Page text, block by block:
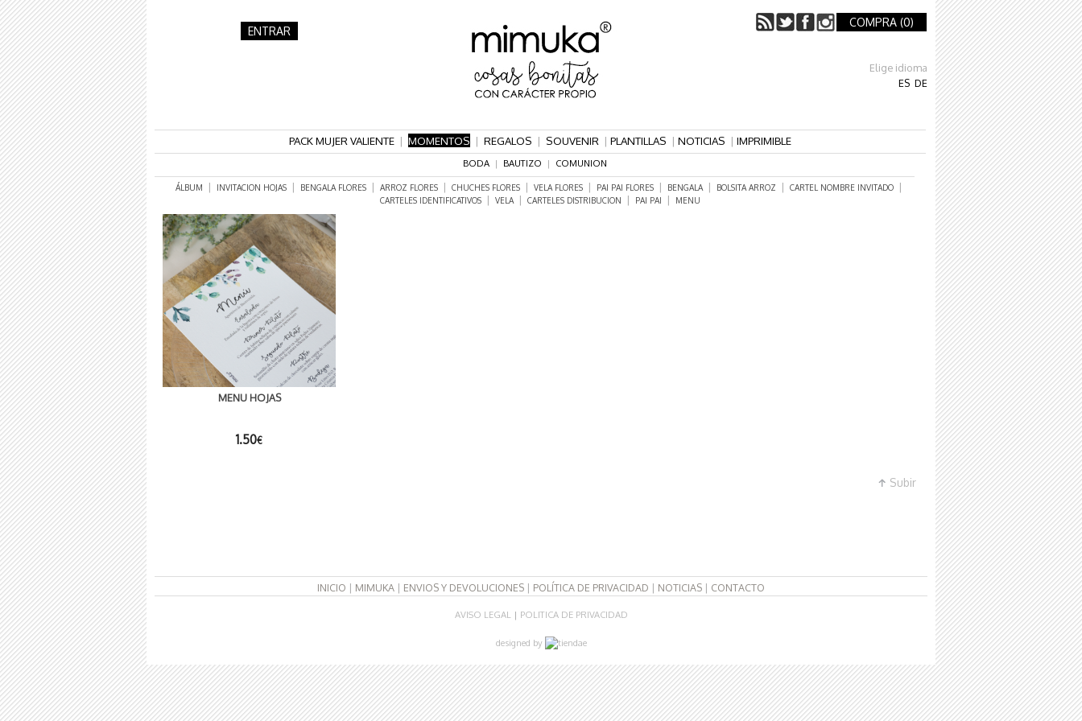
ENTRAR
COMPRA (0)
Elige idioma
ES DE
PACK MUJER VALIENTE | MOMENTOS | REGALOS | SOUVENIR | PLANTILLAS | NOTICIAS | IMPRIMIBLE
BODA| BAUTIZO | COMUNION
ÁLBUM | INVITACION HOJAS | BENGALA FLORES | ARROZ FLORES | CHUCHES FLORES | VELA FLORES | PAI PAI FLORES | BENGALA | BOLSITA ARROZ | CARTEL NOMBRE INVITADO |
CARTELES IDENTIFICATIVOS | VELA | CARTELES DISTRIBUCION | PAI PAI | MENU
MENU HOJAS
1.50€
Subir
INICIO | MIMUKA | ENVIOS Y DEVOLUCIONES | POLÍTICA DE PRIVACIDAD | NOTICIAS | CONTACTO
AVISO LEGAL| POLITICA DE PRIVACIDAD
designed by